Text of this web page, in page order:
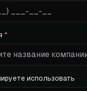
*
использовать